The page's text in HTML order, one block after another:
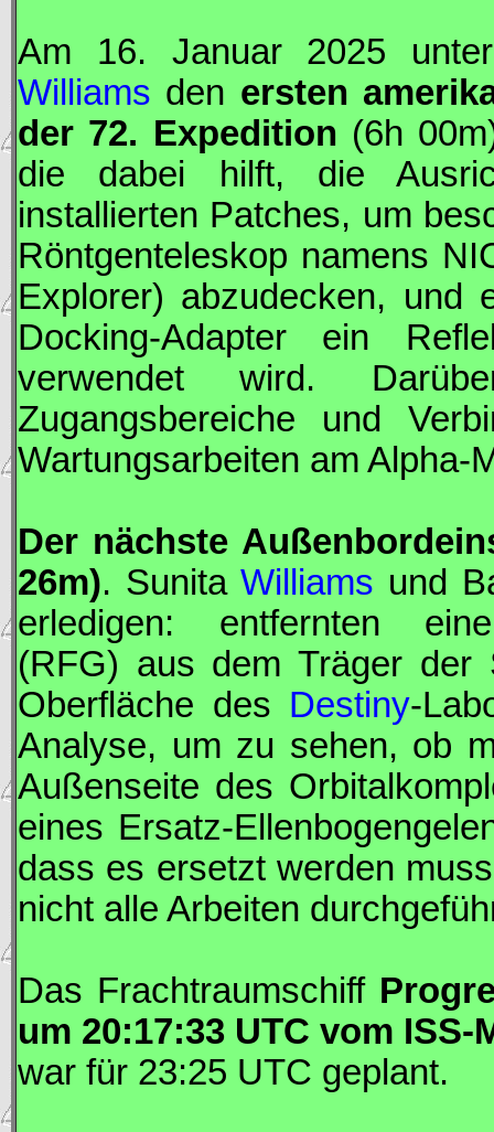
Am 16. Januar 2025
Williams den ersten
der 72. Expedition (6h
die dabei hilft, die
installierten Patches, um
Röntgenteleskop namens
Explorer) abzudecken, und
Docking-Adapter ein
verwendet wird.
Zugangsbereiche und
Wartungsarbeiten am Alpha-
Der nächste
26m). SunitaWilliams und
erledigen: entfernten
(RFG) aus dem Träger der
Oberfläche des Destiny-
Analyse, um zu sehen, ob
Außenseite des
eines Ersatz-
dass es ersetzt werden
nicht alle Arbeiten
Das Frachtraumschiff
um 20:17:33 UTC vom ISS-
war für 23:25 UTC geplant.